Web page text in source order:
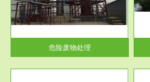
危险废物处理
蔚蓝生态环境科技所从事的市政
废物处理业务包括市政废物的处
理处...